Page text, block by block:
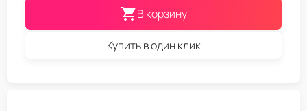
В корзину
Купить в один клик